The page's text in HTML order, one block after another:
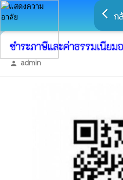
arrow_back_ios ก
ชำระภาษีและค่าธรรมเนียม
person admin